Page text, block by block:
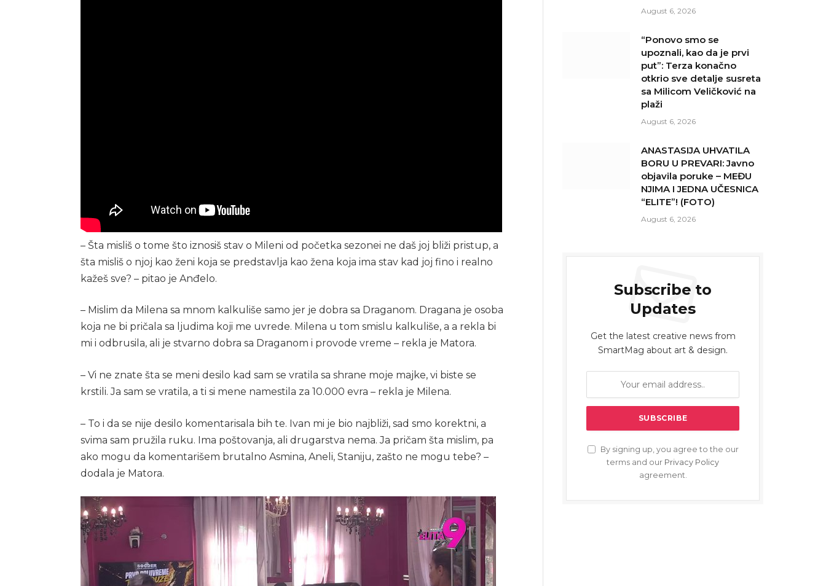
– Šta misliš o tome što iznosiš stav o Mileni od početka sezonei ne daš joj bliži pristup, a
šta misliš o njoj kao ženi koja se predstavlja kao žena koja ima stav kad joj fino i realno
kažeš sve? – pitao je Anđelo.
– Mislim da Milena sa mnom kalkuliše samo jer je dobra sa Draganom. Dragana je osoba
koja ne bi pričala sa ljudima koji me uvrede. Milena u tom smislu kalkuliše, a a rekla bi
mi i odbrusila, ali je stvarno dobra sa Draganom i provode vreme – rekla je Matora.
– Vi ne znate šta se meni desilo kad sam se vratila sa shrane moje majke, vi biste se
krstili. Ja sam se vratila, a ti si mene namestila za 10.000 evra – rekla je Milena.
– To i da se nije desilo komentarisala bih te. Ivan mi je bio najbliži, sad smo korektni, a
svima sam pružila ruku. Ima poštovanja, ali drugarstva nema. Ja pričam šta mislim, pa
ako mogu da komentarišem brutalno Asmina, Aneli, Staniju, zašto ne mogu tebe? –
dodala je Matora.
August 6, 2026
“Ponovo smo se
upoznali, kao da je prvi
put”: Terza konačno
otkrio sve detalje susreta
sa Milicom Veličković na
plaži
August 6, 2026
ANASTASIJA UHVATILA
BORU U PREVARI: Javno
objavila poruke – MEĐU
NJIMA I JEDNA UČESNICA
“ELITE”! (FOTO)
August 6, 2026
Subscribe to
Updates
Get the latest creative news from
SmartMag about art & design.
By signing up, you agree to the our
terms and our Privacy Policy
agreement.